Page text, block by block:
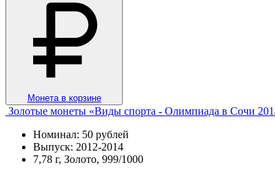
Монета в корзине
Золотые монеты «Виды спорта - Олимпиада в Сочи
Номинал: 50 рублей
Выпуск: 2012-2014
7,78 г, Золото, 999/1000